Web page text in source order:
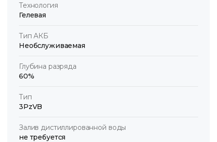
Технология
Гелевая
Тип АКБ
Необслуживаемая
Глубина разряда
60%
Тип
3PzVB
Залив дистиллированной воды
не требуется